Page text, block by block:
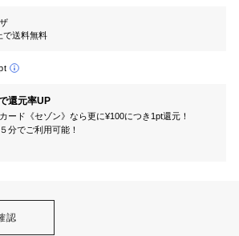
で送料無料
還元率UP
ード《セゾン》なら更に¥100につき1pt還元！
分でご利用可能！
認